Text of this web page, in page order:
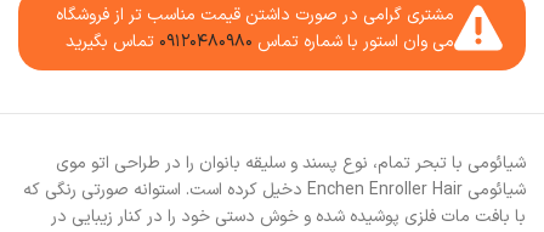
مشتری گرامی در صورت داشتن قیمت مناسب تر از فروشگاه
می وان استور با شماره تماس ۰۹۱۲۰۴۸۰۹۸۰ تماس بگیرید
شیائومی با تبحر تمام، نوع پسند و سلیقه بانوان را در طراحی اتو موی
شیائومی Enchen Enroller Hair دخیل کرده است. استوانه صورتی رنگی که
با بافت مات فلزی پوشیده شده و خوش دستی خود را در کنار زیبایی در